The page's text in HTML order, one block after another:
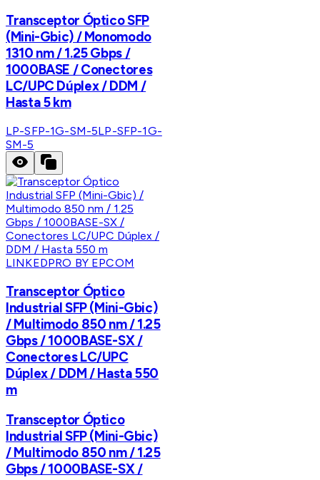
Transceptor Óptico SFP
(Mini-Gbic) / Monomodo
1310 nm / 1.25 Gbps /
1000BASE / Conectores
LC/UPC Dúplex / DDM /
Hasta 5 km
LP-SFP-1G-SM-5LP-SFP-1G-
SM-5
LINKEDPRO BY EPCOM
Transceptor Óptico
Industrial SFP (Mini-Gbic)
/ Multimodo 850 nm / 1.25
Gbps / 1000BASE-SX /
Conectores LC/UPC
Dúplex / DDM / Hasta 550
m
Transceptor Óptico
Industrial SFP (Mini-Gbic)
/ Multimodo 850 nm / 1.25
Gbps / 1000BASE-SX /